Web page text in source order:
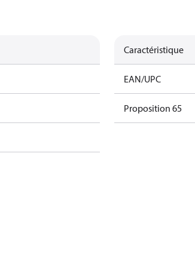
Caractéristique
EAN/UPC
Proposition 65